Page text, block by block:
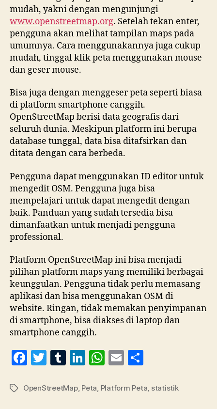
mudah, yakni dengan mengunjungi
www.openstreetmap.org. Setelah tekan enter,
pengguna akan melihat tampilan maps pada
umumnya. Cara menggunakannya juga cukup
mudah, tinggal klik peta menggunakan mouse
dan geser mouse.
Bisa juga dengan menggeser peta seperti biasa
di platform smartphone canggih.
OpenStreetMap berisi data geografis dari
seluruh dunia. Meskipun platform ini berupa
database tunggal, data bisa ditafsirkan dan
ditata dengan cara berbeda.
Pengguna dapat menggunakan ID editor untuk
mengedit OSM. Pengguna juga bisa
mempelajari untuk dapat mengedit dengan
baik. Panduan yang sudah tersedia bisa
dimanfaatkan untuk menjadi pengguna
professional.
Platform OpenStreetMap ini bisa menjadi
pilihan platform maps yang memiliki berbagai
keunggulan. Pengguna tidak perlu memasang
aplikasi dan bisa menggunakan OSM di
website. Ringan, tidak memakan penyimpanan
di smartphone, bisa diakses di laptop dan
smartphone canggih.
F
c
T
itt
T
m
Li
k
W
at
E
ai a
Tag OpenStreetMap, Peta Platform Peta statistik